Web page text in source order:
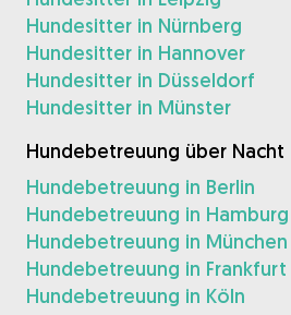
Hundesitter in Nürnberg
Hundesitter in Hannover
Hundesitter in Düsseldorf
Hundesitter in Münster
Hundebetreuung über Nacht
Hundebetreuung in Berlin
Hundebetreuung in Hamburg
Hundebetreuung in München
Hundebetreuung in Frankfurt
Hundebetreuung in Köln